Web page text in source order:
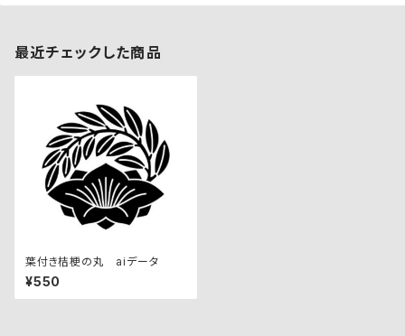
最近チェックした商品
葉付き桔梗の丸 aiデータ
¥550